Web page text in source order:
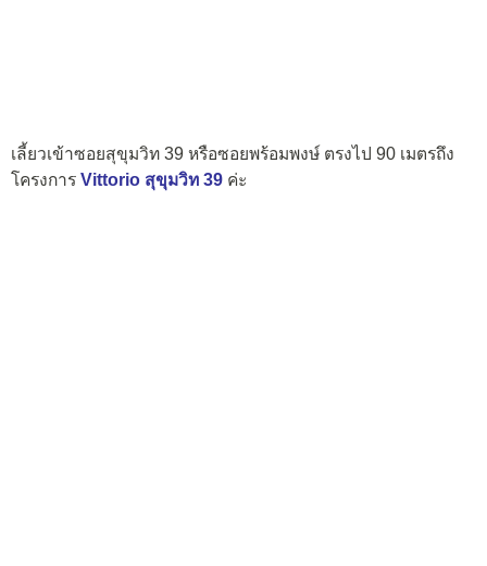
เลี้ยวเข้าซอยสุขุมวิท 39 หรือซอยพร้อมพงษ์ ตรงไป 90 เมตรถึง
โครงการ Vittorio สุขุมวิท 39 ค่ะ